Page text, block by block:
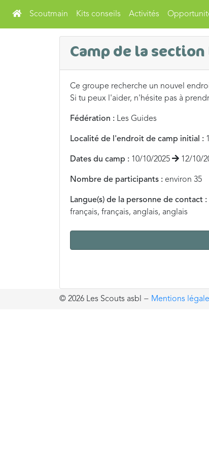
Scoutmain Kits conseils Activités
Camp de la
Ce groupe recherche un nouvel
Si tu peux l'aider, n'hésite pas à
Fédération : Les Guides
Localité de l'endroit de camp initial :
Dates du camp : 10/10/2025 12/10/
Nombre de participants : environ 35
Langue(s) de la personne de contact :
français, français, anglais, anglais
© 2026 Les Scouts asbl − Mentions